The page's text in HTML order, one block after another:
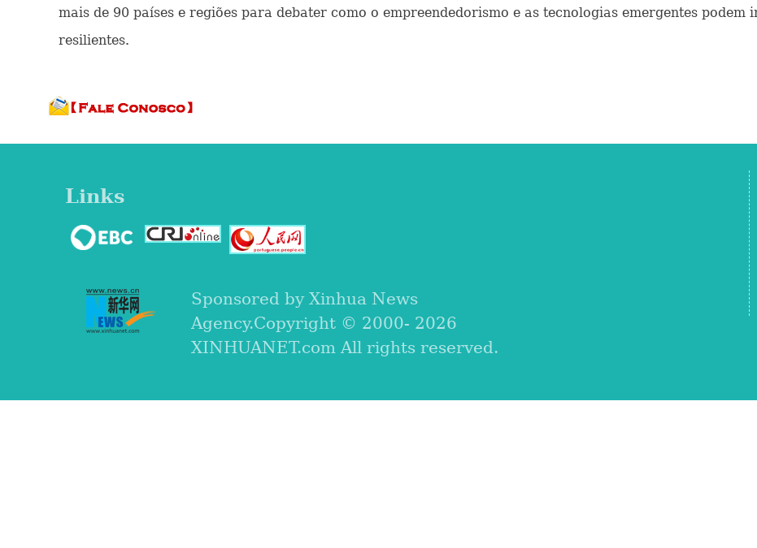
mais de 90 países e regiões para debater como o empreendedorismo e as tecnologias emergentes
resilientes.
Links
Sponsored by Xinhua News
Agency.Copyright © 2000- 2026
XINHUANET.com All rights reserved.